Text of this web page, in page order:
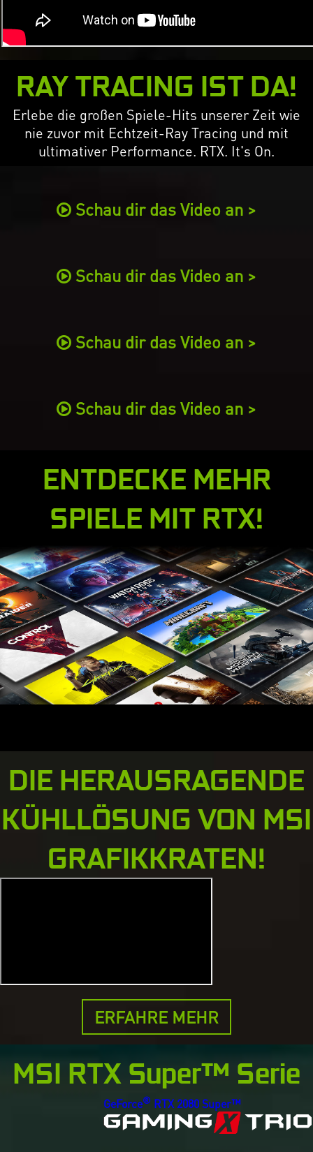
RAY TRACING IST DA!
Erlebe die großen Spiele-Hits unserer Zeit wie
nie zuvor mit Echtzeit-Ray Tracing und mit
ultimativer Performance. RTX. It's On.
Schau dir das Video an >
Schau dir das Video an >
Schau dir das Video an >
Schau dir das Video an >
ENTDECKE MEHR
SPIELE MIT RTX!
DIE HERAUSRAGENDE
KÜHLLÖSUNG VON MSI
GRAFIKKRATEN!
ERFAHRE MEHR
MSI RTX Super™ Serie
GeForce® RTX 2080 Super™